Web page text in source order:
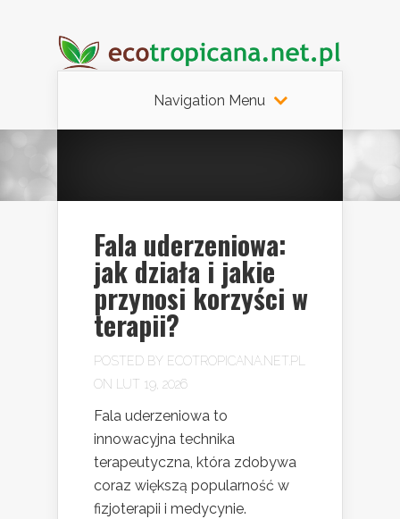
Navigation Menu
Fala uderzeniowa:
jak działa i jakie
przynosi korzyści w
terapii?
POSTED BY ECOTROPICANA.NET.PL
ON LUT 19, 2026
Fala uderzeniowa to
innowacyjna technika
terapeutyczna, która zdobywa
coraz większą popularność w
fizjoterapii i medycynie.